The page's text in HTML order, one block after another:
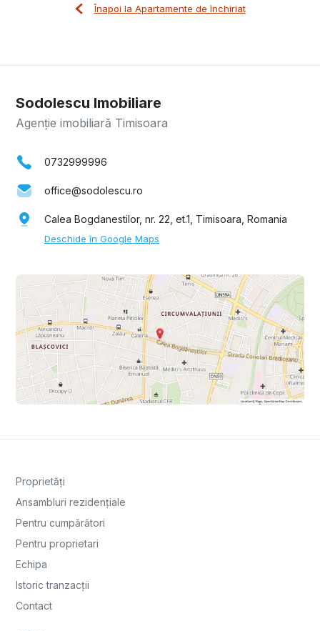
Înapoi la Apartamente de închiriat
Sodolescu Imobiliare
Agenție imobiliară Timisoara
0732999996
office@sodolescu.ro
Calea Bogdanestilor, nr. 22, et.1, Timisoara, Romania
Deschide în Google Maps
Proprietăți
Ansambluri rezidențiale
Pentru cumpărători
Pentru proprietari
Echipa
Istoric tranzacții
Contact